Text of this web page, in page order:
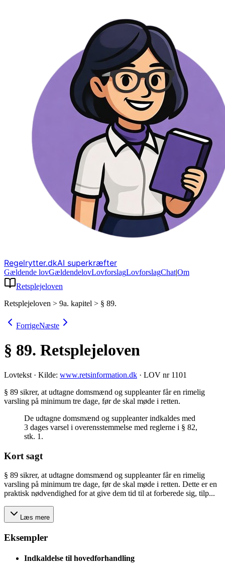
Regelrytter.dkAI superkræfter
Gældende lovGældendelovLovforslagLovforslagChat|Om
Retsplejeloven
Retsplejeloven > 9a. kapitel > § 89.
ForrigeNæste
§ 89. Retsplejeloven
Lovtekst · Kilde: www.retsinformation.dk · LOV nr 1101
§ 89 sikrer, at udtagne domsmænd og suppleanter får en rimelig
varsling på minimum tre dage, før de skal møde i retten.
De udtagne domsmænd og suppleanter indkaldes med
3 dages varsel i overensstemmelse med reglerne i § 82,
stk. 1.
Kort sagt
§ 89 sikrer, at udtagne domsmænd og suppleanter får en rimelig
varsling på minimum tre dage, før de skal møde i retten. Dette er en
praktisk nødvendighed for at give dem tid til at forberede sig, tilp...
Læs mere
Eksempler
Indkaldelse til hovedforhandling